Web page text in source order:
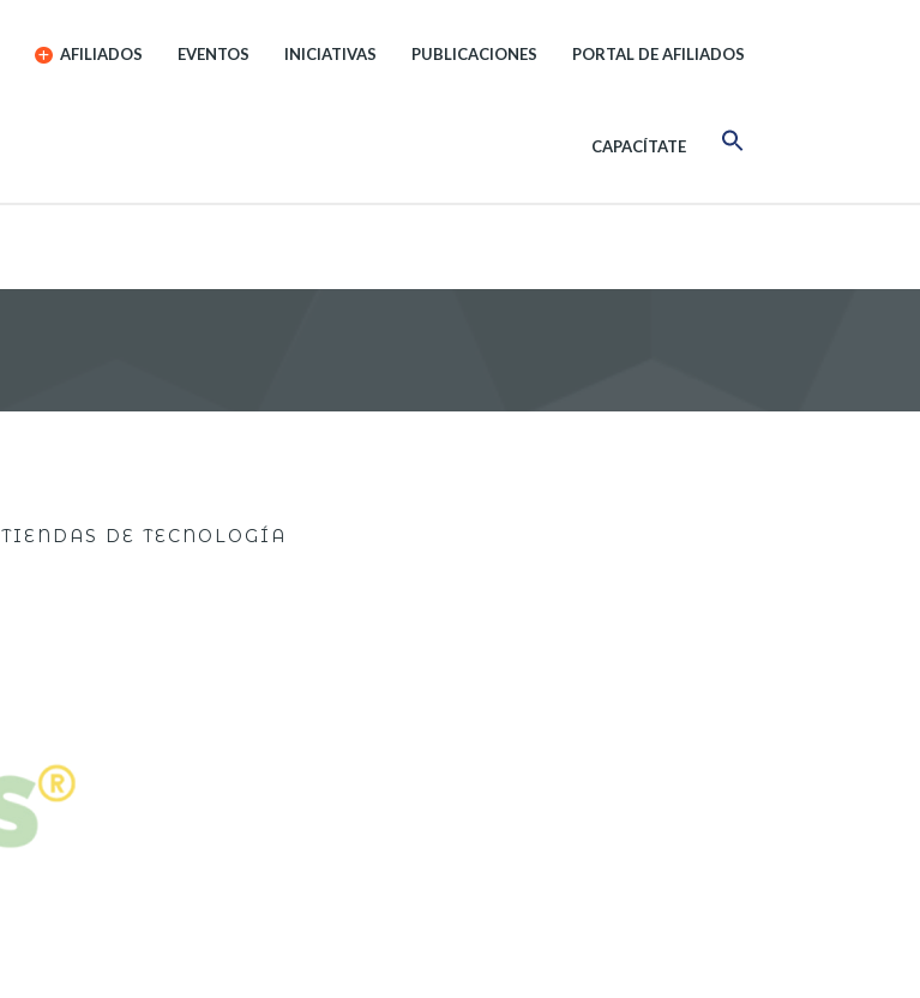
AFILIADOS EVENTOS INICIATIVAS PUBLICACIONES PORTAL DE AFILIADOS
CAPACÍTATE
TIENDAS DE TECNOLOGÍA